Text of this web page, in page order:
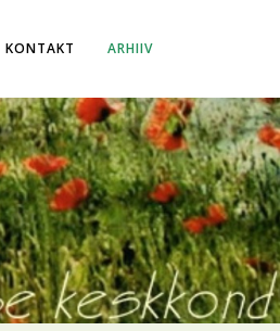
KONTAKT ARHIIV